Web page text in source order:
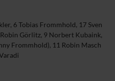
6 Tobias Frommhold, 17 Sven
Görlitz, 9 Norbert Kubaink,
Frommhold), 11 Robin Masch